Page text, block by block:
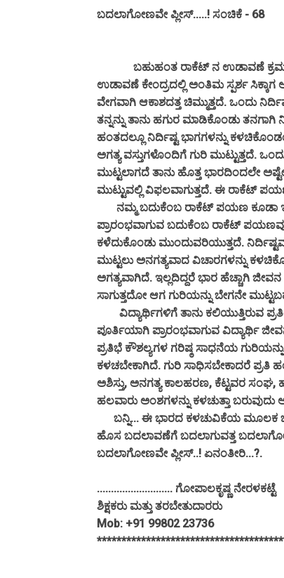
ಬದಲಾಗೋಣವೇ ಪ್ಲೀಸ್.....! ಸಂಚಿಕೆ - 68
ಬಹುಹಂತ ರಾಕೆಟ್ ನ ಉಡಾವಣೆ ಕ್ರಮ
ಉಡಾವಣೆ ಕೇಂದ್ರದಲ್ಲಿ ಅಂತಿಮ ಸ್ಪರ್ಶ ಸಿಕ್ಕಾಗ
ವೇಗವಾಗಿ ಆಕಾಶದತ್ತ ಚಿಮ್ಮುತ್ತದೆ. ಒಂದು
ತನ್ನನ್ನು ತಾನು ಹಗುರ ಮಾಡಿಕೊಂಡು ತನಗಾಗಿ
ಹಂತದಲ್ಲೂ ನಿರ್ದಿಷ್ಟ ಭಾಗಗಳನ್ನು
ಅಗತ್ಯ ವಸ್ತುಗಳೊಂದಿಗೆ ಗುರಿ ಮುಟ್ಟುತ್ತದೆ.
ಮುಟ್ಟಲಾಗದೆ ತಾನು ಹೊತ್ತ ಭಾರದಿಂದಲೇ
ಮುಟ್ಟುವಲ್ಲಿ ವಿಫಲವಾಗುತ್ತದೆ. ಈ ರಾಕೆಟ್
ನಮ್ಮ ಬದುಕೆಂಬ ರಾಕೆಟ್ ಪಯಣ ಕೂಡಾ
ಪ್ರಾರಂಭವಾಗುವ ಬದುಕೆಂಬ ರಾಕೆಟ್
ಕಳೆದುಕೊಂಡು ಮುಂದುವರಿಯುತ್ತದೆ.
ಮುಟ್ಟಲು ಅನಗತ್ಯವಾದ ವಿಚಾರಗಳನ್ನು
ಅಗತ್ಯವಾಗಿದೆ. ಇಲ್ಲದಿದ್ದರೆ ಭಾರ ಹೆಚ್ಚಾಗಿ
ಸಾಗುತ್ತದೋ ಆಗ ಗುರಿಯನ್ನು ಬೇಗನೇ
ವಿದ್ಯಾರ್ಥಿಗಳಿಗೆ ತಾನು ಕಲಿಯುತ್ತಿರುವ
ಪೂರ್ತಿಯಾಗಿ ಪ್ರಾರಂಭವಾಗುವ ವಿದ್ಯಾರ್ಥಿ
ಪ್ರತಿಭೆ ಕೌಶಲ್ಯಗಳ ಗರಿಷ್ಠ ಸಾಧನೆಯ ಗುರಿಯನ್ನು
ಕಳಚಬೇಕಾಗಿದೆ. ಗುರಿ ಸಾಧಿಸಬೇಕಾದರೆ
ಅಶಿಸ್ತು, ಅನಗತ್ಯ ಕಾಲಹರಣ, ಕೆಟ್ಟವರ
ಹಲವಾರು ಅಂಶಗಳನ್ನು ಕಳಚುತ್ತಾ
ಬನ್ನಿ... ಈ ಭಾರದ ಕಳಚುವಿಕೆಯ ಮೂಲಕ
ಹೊಸ ಬದಲಾವಣೆಗೆ ಬದಲಾಗುವತ್ತ
ಬದಲಾಗೋಣವೇ ಪ್ಲೀಸ್..! ಏನಂತೀರಿ...?.
........................... ಗೋಪಾಲಕೃಷ್ಣ ನೇರಳಕಟ್ಟೆ
ಶಿಕ್ಷಕರು ಮತ್ತು ತರಬೇತುದಾರರು
Mob: +91 99802 23736